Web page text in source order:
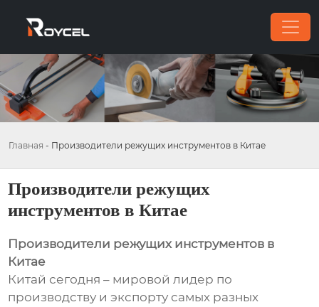
Главная - Производители режущих инструментов в Китае
Производители режущих
инструментов в Китае
Производители режущих инструментов в
Китае
Китай сегодня – мировой лидер по
производству и экспорту самых разных